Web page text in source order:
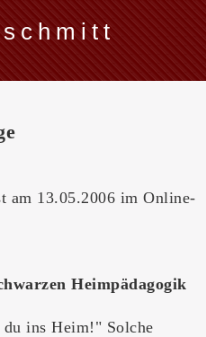
am 13.05.2006 im Online-
Heimpädagogik
ins Heim!" Solche